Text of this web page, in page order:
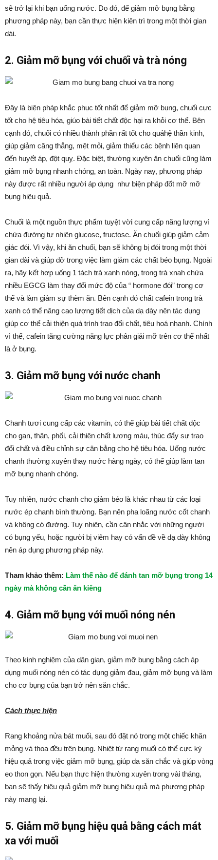
sẽ trở lại khi bạn uống nước. Do đó, để giảm mỡ bụng bằng
phương pháp này, bạn cần thực hiện kiên trì trong một thời gian
dài.
2. Giảm mỡ bụng với chuối và trà nóng
Đây là biện pháp khắc phục tốt nhất để giảm mỡ bụng, chuối cực
tốt cho hệ tiêu hóa, giúo bài tiết chất độc hại ra khỏi cơ thể. Bên
cạnh đó, chuối có nhiều thành phần rất tốt cho quảhệ thần kinh,
giúp giảm căng thẳng, mệt mỏi, giảm thiểu các bệnh liên quan
đến huyết áp, đột quỵ. Đặc biệt, thường xuyên ăn chuối cũng làm
giảm mỡ bụng nhanh chóng, an toàn. Ngày nay, phương pháp
này được rất nhiều người áp dụng như biện pháp đốt mỡ mỡ
bụng hiệu quả.
Chuối là một nguồn thực phẩm tuyệt vời cung cấp năng lượng vì
chứa đường tự nhiên glucose, fructose. Ăn chuối giúp giảm cảm
giác đói. Vì vậy, khi ăn chuối, bạn sẽ không bị đói trong một thời
gian dài và giúp đỡ trong việc làm giảm các chất béo bụng. Ngoài
ra, hãy kết hợp uống 1 tách trà xanh nóng, trong trà xnah chứa
nhiều EGCG làm thay đổi mức độ của “ hormone đói” trong cơ
thể và làm giảm sự thèm ăn. Bên cạnh đó chất cafein trong trà
xanh có thể nâng cao lượng tiết dịch của dạ dày nên tác dụng
giúp cơ thể cải thiện quá trình trao đổi chất, tiêu hoá nhanh. Chính
vì thế, cafein tăng cường năng lực phân giải mỡ trên cơ thể nhất
là ở bụng.
3. Giảm mỡ bụng với nước chanh
Chanh tươi cung cấp các vitamin, có thể giúp bài tiết chất độc
cho gan, thận, phổi, cải thiện chất lượng máu, thúc đẩy sự trao
đổi chất và điều chỉnh sự cân bằng cho hệ tiêu hóa. Uống nước
chanh thường xuyên thay nước hàng ngày, có thể giúp làm tan
mỡ bụng nhanh chóng.
Tuy nhiên, nước chanh cho giảm béo là khác nhau từ các loại
nước ép chanh bình thường. Bạn nên pha loãng nước cốt chanh
và không có đường. Tuy nhiên, cần cân nhắc với những người
có bụng yếu, hoặc người bị viêm hay có vấn đề về dạ dày không
nên áp dụng phương pháp này.
Tham khảo thêm: Làm thế nào để đánh tan mỡ bụng trong 14
ngày mà không cần ăn kiêng
4. Giảm mỡ bụng với muối nóng nén
Theo kinh nghiệm của dân gian, giảm mỡ bụng bằng cách áp
dụng muối nóng nén có tác dụng giảm đau, giảm mỡ bụng và làm
cho cơ bụng của bạn trở nên săn chắc.
Cách thực hiện
Rang khoảng nửa bát muối, sau đó đặt nó trong một chiếc khăn
mỏng và thoa đều trên bụng. Nhiệt từ rang muối có thể cực kỳ
hiệu quả trong việc giảm mỡ bụng, giúp da săn chắc và giúp vòng
eo thon gọn. Nếu bạn thực hiện thường xuyên trong vài tháng,
bạn sẽ thấy hiệu quả giảm mỡ bụng hiệu quả mà phương pháp
này mang lại.
5. Giảm mỡ bụng hiệu quả bằng cách mát
xa với muối